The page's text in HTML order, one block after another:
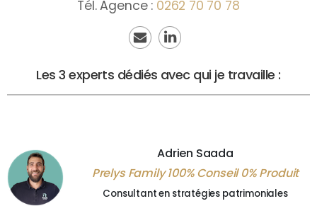
Tél. Agence : 0262 70 70 78
Les 3 experts dédiés avec qui je travaille :
Adrien Saada
Prelys Family 100% Conseil 0% Produit
Consultant en stratégies patrimoniales